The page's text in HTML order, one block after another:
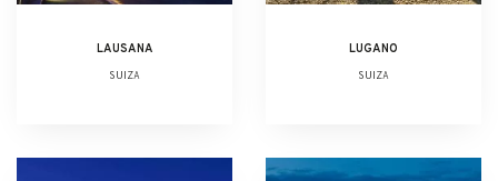
LAUSANA
SUIZA
LUGANO
SUIZA